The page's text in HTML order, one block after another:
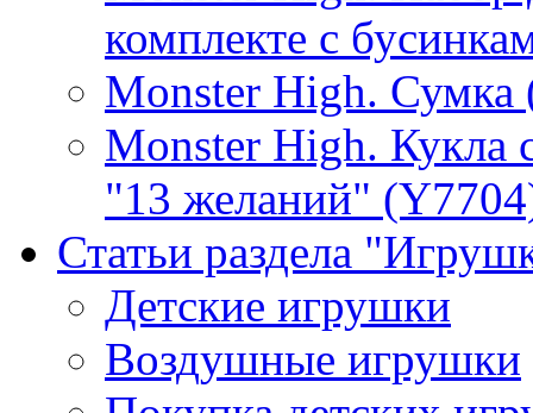
комплекте с
Monster High. Сумка
Monster High. Кукла
"13 желаний"
Статьи раздела
Детские игрушки
Воздушные игрушки